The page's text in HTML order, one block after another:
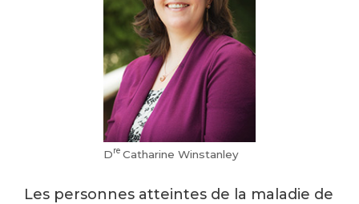
Dre Catharine Winstanley
Les personnes atteintes de la maladie de